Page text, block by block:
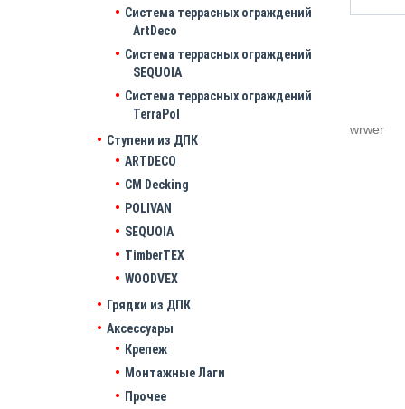
wrwer
Система террасных ограждений
ArtDeco
Система террасных ограждений
SEQUOIA
Система террасных ограждений
TerraPol
Ступени из ДПК
ARTDECO
CM Decking
POLIVAN
SEQUOIA
TimberTEX
WOODVEX
Грядки из ДПК
Аксессуары
Крепеж
Монтажные Лаги
Прочее